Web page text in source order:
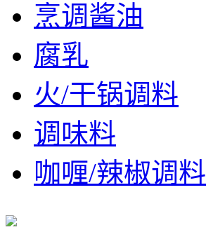
烹调酱油
腐乳
火/干锅调料
调味料
咖喱/辣椒调料